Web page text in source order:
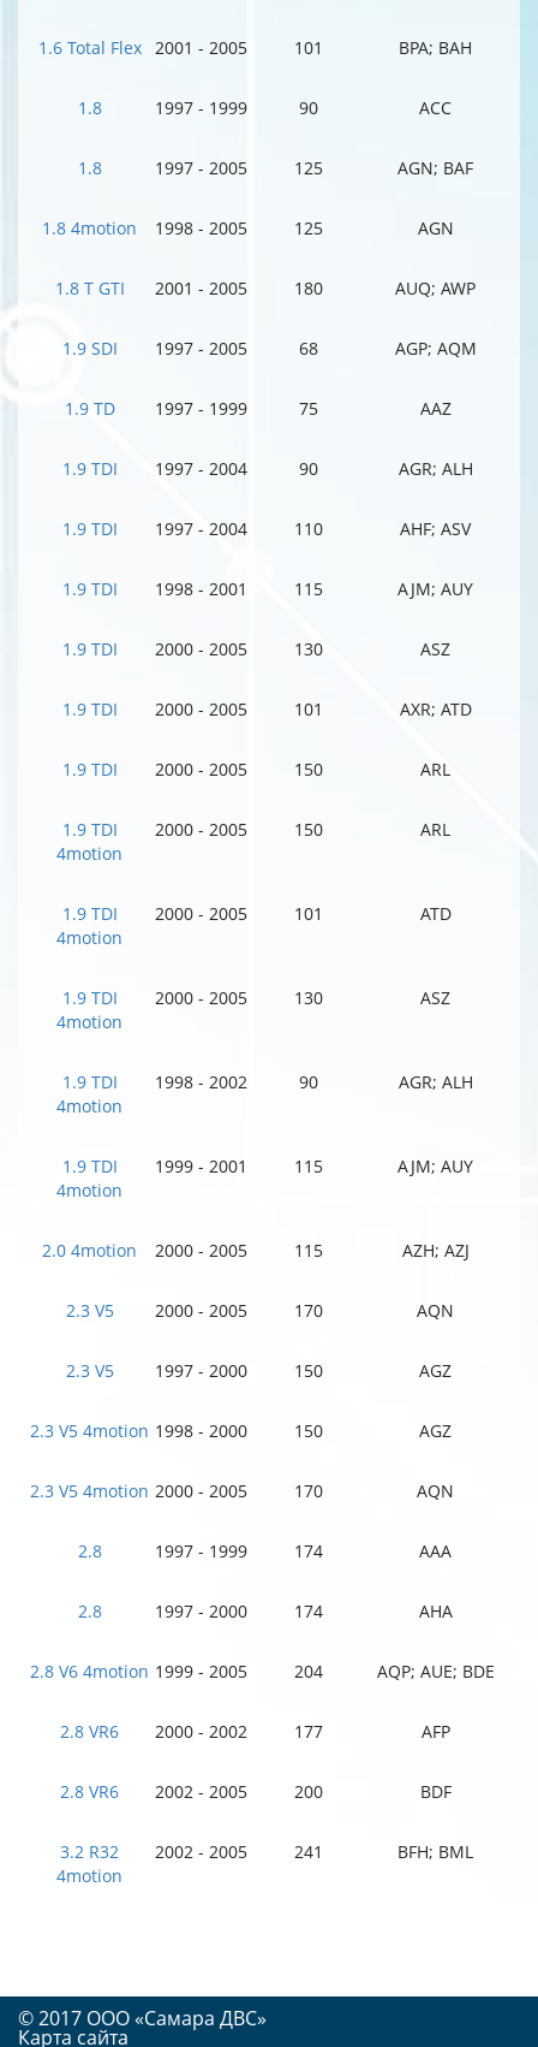
1.6 Total Flex 2001 - 2005 101 BPA; BAH
1.8 1997 - 1999 90 ACC
1.8 1997 - 2005 125 AGN; BAF
1.8 4motion 1998 - 2005 125 AGN
1.8 T GTI 2001 - 2005 180 AUQ; AWP
1.9 SDI 1997 - 2005 68 AGP; AQM
1.9 TD 1997 - 1999 75 AAZ
1.9 TDI 1997 - 2004 90 AGR; ALH
1.9 TDI 1997 - 2004 110 AHF; ASV
1.9 TDI 1998 - 2001 115 AJM; AUY
1.9 TDI 2000 - 2005 130 ASZ
1.9 TDI 2000 - 2005 101 AXR; ATD
1.9 TDI 2000 - 2005 150 ARL
1.9 TDI
4motion
2000 - 2005 150 ARL
1.9 TDI
4motion
2000 - 2005 101 ATD
1.9 TDI
4motion
2000 - 2005 130 ASZ
1.9 TDI
4motion
1998 - 2002 90 AGR; ALH
1.9 TDI
4motion
1999 - 2001 115 AJM; AUY
2.0 4motion 2000 - 2005 115 AZH; AZJ
2.3 V5 2000 - 2005 170 AQN
2.3 V5 1997 - 2000 150 AGZ
2.3 V5 4motion 1998 - 2000 150 AGZ
2.3 V5 4motion 2000 - 2005 170 AQN
2.8 1997 - 1999 174 AAA
2.8 1997 - 2000 174 AHA
2.8 V6 4motion 1999 - 2005 204 AQP; AUE; BDE
2.8 VR6 2000 - 2002 177 AFP
2.8 VR6 2002 - 2005 200 BDF
3.2 R32
4motion
2002 - 2005 241 BFH; BML
© 2017 OOO «Самара ДВС»
Карта сайта